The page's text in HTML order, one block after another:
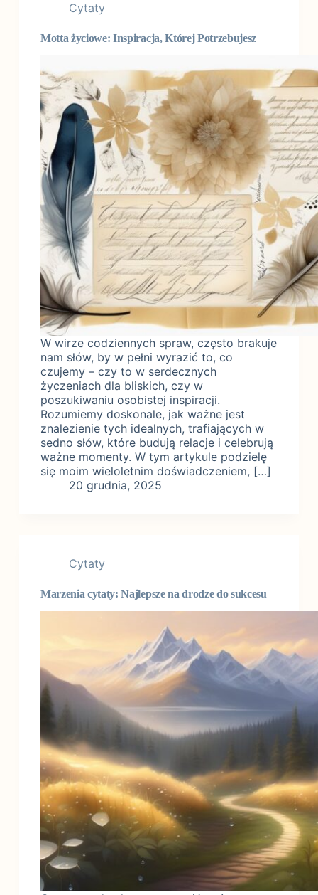
Cytaty
Motta życiowe: Inspiracja, Której Potrzebujesz
W wirze codziennych spraw, często brakuje
nam słów, by w pełni wyrazić to, co
czujemy – czy to w serdecznych
życzeniach dla bliskich, czy w
poszukiwaniu osobistej inspiracji.
Rozumiemy doskonale, jak ważne jest
znalezienie tych idealnych, trafiających w
sedno słów, które budują relacje i celebrują
ważne momenty. W tym artykule podzielę
się moim wieloletnim doświadczeniem, […]
20 grudnia, 2025
Cytaty
Marzenia cytaty: Najlepsze na drodze do sukcesu